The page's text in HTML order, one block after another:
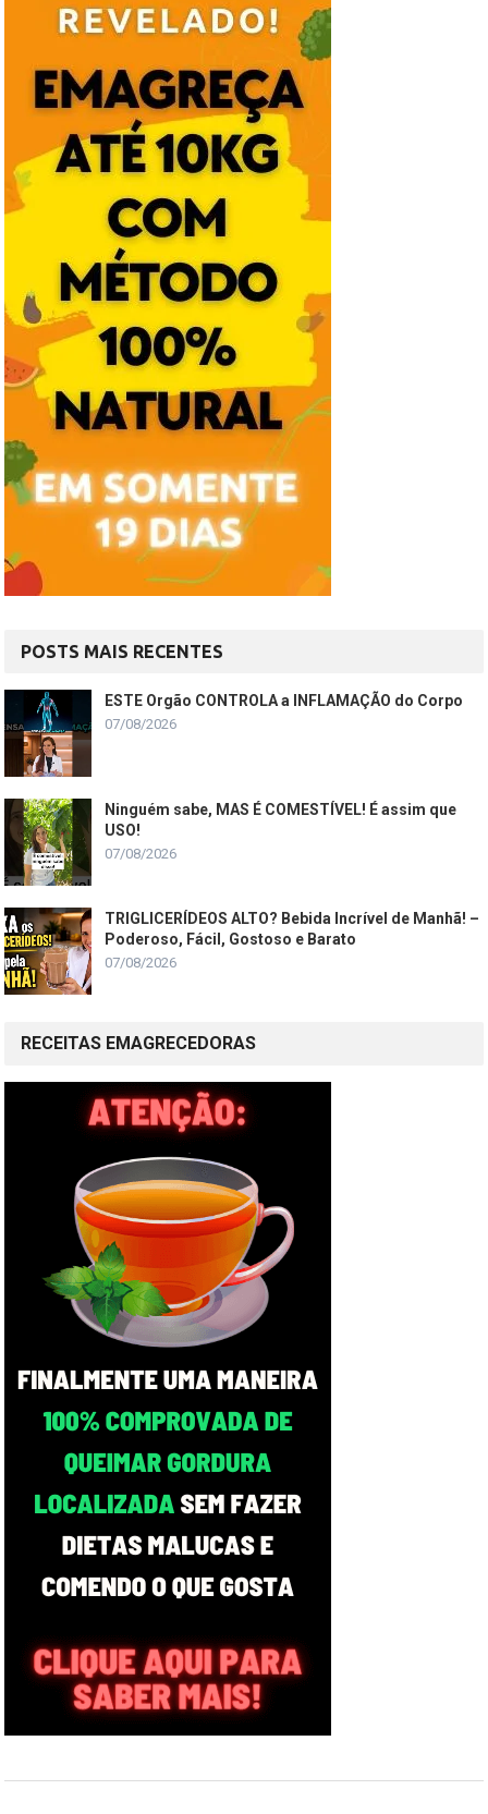
POSTS MAIS RECENTES
ESTE Orgão CONTROLA a INFLAMAÇÃO do Corpo
07/08/2026
Ninguém sabe, MAS É COMESTÍVEL! É assim que
USO!
07/08/2026
TRIGLICERÍDEOS ALTO? Bebida Incrível de Manhã! –
Poderoso, Fácil, Gostoso e Barato
07/08/2026
RECEITAS EMAGRECEDORAS